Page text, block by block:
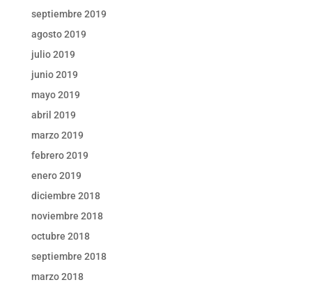
septiembre 2019
agosto 2019
julio 2019
junio 2019
mayo 2019
abril 2019
marzo 2019
febrero 2019
enero 2019
diciembre 2018
noviembre 2018
octubre 2018
septiembre 2018
marzo 2018